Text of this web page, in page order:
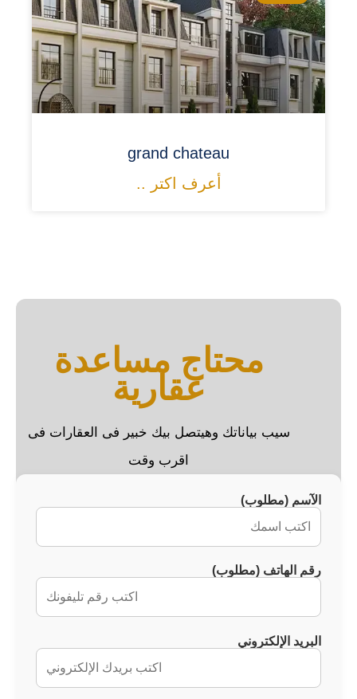
grand chateau
أعرف اكتر ..
محتاج مساعدة
عقارية
سيب بياناتك وهيتصل بيك خبير فى العقارات فى
اقرب وقت
الآسم (مطلوب)
رقم الهاتف (مطلوب)
البريد الإلكتروني